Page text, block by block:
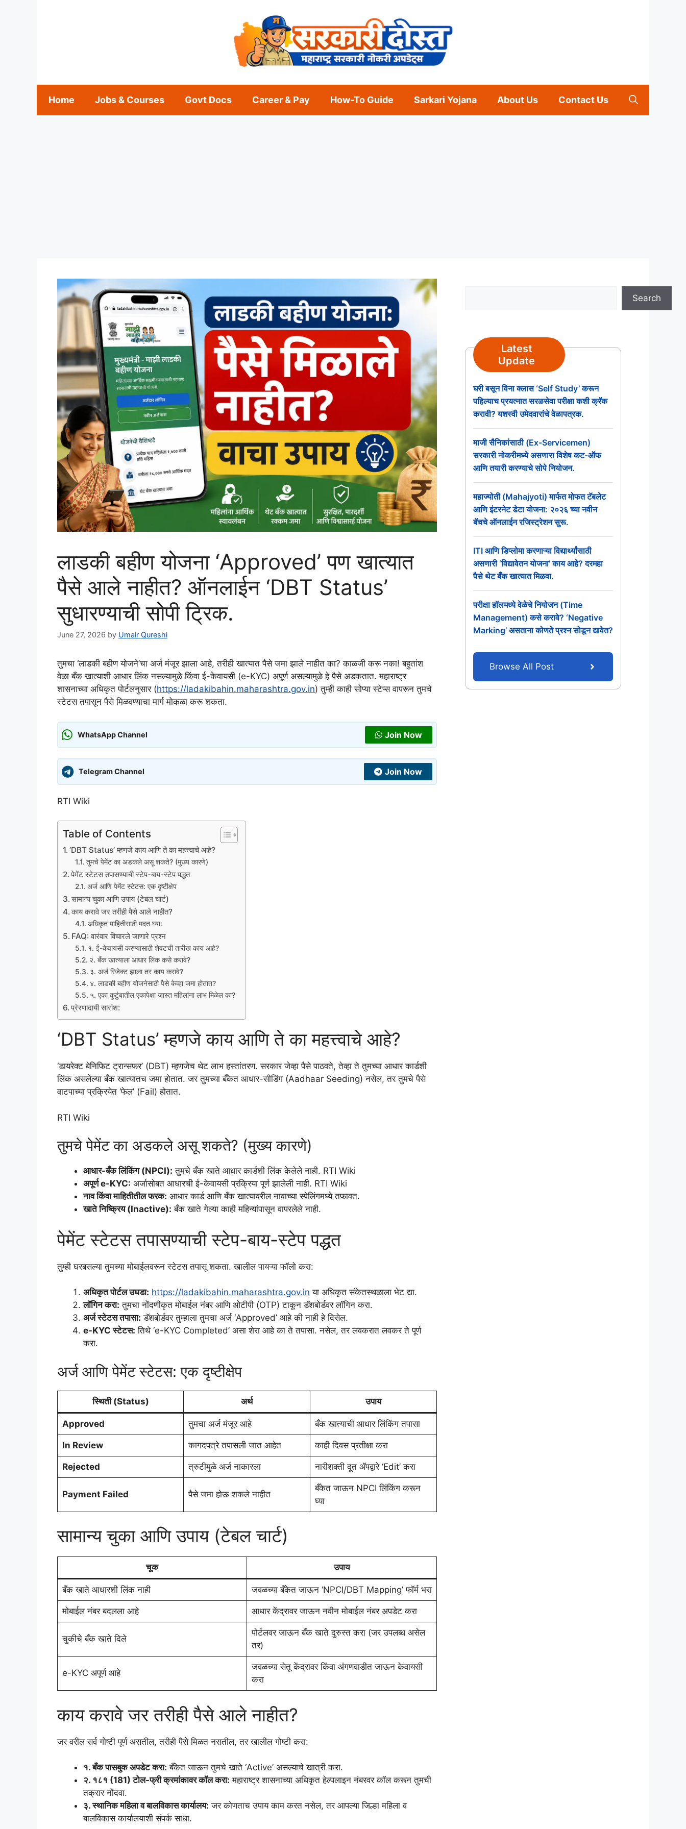
Home Jobs & Courses Govt Docs Career & Pay How-To Guide Sarkari Yojana About Us Contact Us
लाडकी बहीण योजना ‘Approved’ पण खात्यात
पैसे आले नाहीत? ऑनलाईन ‘DBT Status’
सुधारण्याची सोपी ट्रिक.
June 27, 2026 by Umair Qureshi
तुमचा ‘लाडकी बहीण योजने’चा अर्ज मंजूर झाला आहे, तरीही खात्यात पैसे जमा झाले नाहीत का? काळजी करू नका! बहुतांश
वेळा बँक खात्याशी आधार लिंक नसल्यामुळे किंवा ई-केवायसी (e-KYC) अपूर्ण असल्यामुळे हे पैसे अडकतात. महाराष्ट्र
शासनाच्या अधिकृत पोर्टलनुसार (https://ladakibahin.maharashtra.gov.in) तुम्ही काही सोप्या स्टेप्स वापरून तुमचे
स्टेटस तपासून पैसे मिळवण्याचा मार्ग मोकळा करू शकता.
WhatsApp Channel Join Now
Telegram Channel Join Now
RTI Wiki
Table of Contents
‘DBT Status’ म्हणजे काय आणि ते का महत्त्वाचे आहे?
तुमचे पेमेंट का अडकले असू शकते? (मुख्य कारणे)
पेमेंट स्टेटस तपासण्याची स्टेप-बाय-स्टेप पद्धत
अर्ज आणि पेमेंट स्टेटस: एक दृष्टीक्षेप
सामान्य चुका आणि उपाय (टेबल चार्ट)
काय करावे जर तरीही पैसे आले नाहीत?
अधिकृत माहितीसाठी मदत घ्या:
FAQ: वारंवार विचारले जाणारे प्रश्न
१. ई-केवायसी करण्यासाठी शेवटची तारीख काय आहे?
२. बँक खात्याला आधार लिंक कसे करावे?
३. अर्ज रिजेक्ट झाला तर काय करावे?
४. लाडकी बहीण योजनेसाठी पैसे केव्हा जमा होतात?
५. एका कुटुंबातील एकापेक्षा जास्त महिलांना लाभ मिळेल का?
प्रेरणादायी सारांश:
‘DBT Status’ म्हणजे काय आणि ते का महत्त्वाचे आहे?
‘डायरेक्ट बेनिफिट ट्रान्सफर’ (DBT) म्हणजेच थेट लाभ हस्तांतरण. सरकार जेव्हा पैसे पाठवते, तेव्हा ते तुमच्या आधार कार्डशी
लिंक असलेल्या बँक खात्यातच जमा होतात. जर तुमच्या बँकेत आधार-सीडिंग (Aadhaar Seeding) नसेल, तर तुमचे पैसे
वाटपाच्या प्रक्रियेत ‘फेल’ (Fail) होतात.
RTI Wiki
तुमचे पेमेंट का अडकले असू शकते? (मुख्य कारणे)
आधार-बँक लिंकिंग (NPCI): तुमचे बँक खाते आधार कार्डशी लिंक केलेले नाही. RTI Wiki
अपूर्ण e-KYC: अर्जासोबत आधारची ई-केवायसी प्रक्रिया पूर्ण झालेली नाही. RTI Wiki
नाव किंवा माहितीतील फरक: आधार कार्ड आणि बँक खात्यावरील नावाच्या स्पेलिंगमध्ये तफावत.
खाते निष्क्रिय (Inactive): बँक खाते गेल्या काही महिन्यांपासून वापरलेले नाही.
पेमेंट स्टेटस तपासण्याची स्टेप-बाय-स्टेप पद्धत
तुम्ही घरबसल्या तुमच्या मोबाईलवरून स्टेटस तपासू शकता. खालील पायऱ्या फॉलो करा:
अधिकृत पोर्टल उघडा: https://ladakibahin.maharashtra.gov.in या अधिकृत संकेतस्थळाला भेट द्या.
लॉगिन करा: तुमचा नोंदणीकृत मोबाईल नंबर आणि ओटीपी (OTP) टाकून डॅशबोर्डवर लॉगिन करा.
अर्ज स्टेटस तपासा: डॅशबोर्डवर तुम्हाला तुमचा अर्ज ‘Approved’ आहे की नाही हे दिसेल.
e-KYC स्टेटस: तिथे ‘e-KYC Completed’ असा शेरा आहे का ते तपासा. नसेल, तर लवकरात लवकर ते पूर्ण
करा.
अर्ज आणि पेमेंट स्टेटस: एक दृष्टीक्षेप
स्थिती (Status) अर्थ उपाय
Approved तुमचा अर्ज मंजूर आहे बँक खात्याची आधार लिंकिंग तपासा
In Review कागदपत्रे तपासली जात आहेत काही दिवस प्रतीक्षा करा
Rejected त्रुटीमुळे अर्ज नाकारला नारीशक्ती दूत ॲपद्वारे ‘Edit’ करा
Payment Failed पैसे जमा होऊ शकले नाहीत
बँकेत जाऊन NPCI लिंकिंग करून
घ्या
सामान्य चुका आणि उपाय (टेबल चार्ट)
चूक उपाय
बँक खाते आधारशी लिंक नाही जवळच्या बँकेत जाऊन ‘NPCI/DBT Mapping’ फॉर्म भरा
मोबाईल नंबर बदलला आहे आधार केंद्रावर जाऊन नवीन मोबाईल नंबर अपडेट करा
चुकीचे बँक खाते दिले
पोर्टलवर जाऊन बँक खाते दुरुस्त करा (जर उपलब्ध असेल
तर)
e-KYC अपूर्ण आहे
जवळच्या सेतू केंद्रावर किंवा अंगणवाडीत जाऊन केवायसी
करा
काय करावे जर तरीही पैसे आले नाहीत?
जर वरील सर्व गोष्टी पूर्ण असतील, तरीही पैसे मिळत नसतील, तर खालील गोष्टी करा:
१. बँक पासबुक अपडेट करा: बँकेत जाऊन तुमचे खाते ‘Active’ असल्याचे खात्री करा.
२. १८१ (181) टोल-फ्री क्रमांकावर कॉल करा: महाराष्ट्र शासनाच्या अधिकृत हेल्पलाइन नंबरवर कॉल करून तुमची
तक्रार नोंदवा.
३. स्थानिक महिला व बालविकास कार्यालय: जर कोणताच उपाय काम करत नसेल, तर आपल्या जिल्हा महिला व
बालविकास कार्यालयाशी संपर्क साधा.
Search
Latest
Update
घरी बसून विना क्लास ‘Self Study’ करून
पहिल्याच प्रयत्नात सरळसेवा परीक्षा कशी क्रॅक
करावी? यशस्वी उमेदवारांचे वेळापत्रक.
माजी सैनिकांसाठी (Ex-Servicemen)
सरकारी नोकरीमध्ये असणारा विशेष कट-ऑफ
आणि तयारी करण्याचे सोपे नियोजन.
महाज्योती (Mahajyoti) मार्फत मोफत टॅबलेट
आणि इंटरनेट डेटा योजना: २०२६ च्या नवीन
बॅचचे ऑनलाईन रजिस्ट्रेशन सुरू.
ITI आणि डिप्लोमा करणाऱ्या विद्यार्थ्यांसाठी
असणारी ‘विद्यावेतन योजना’ काय आहे? दरमहा
पैसे थेट बँक खात्यात मिळवा.
परीक्षा हॉलमध्ये वेळेचे नियोजन (Time
Management) कसे करावे? ‘Negative
Marking’ असताना कोणते प्रश्न सोडून द्यावेत?
Browse All Post